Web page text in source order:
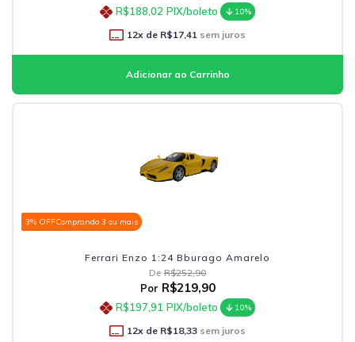
R$188,02 PIX/boleto 10%
12x de R$17,41 sem juros
3% OFFComprando 3 ou mais
Ferrari Enzo 1:24 Bburago Amarelo
De R$252,90
Por R$219,90
R$197,91 PIX/boleto 10%
12x de R$18,33 sem juros